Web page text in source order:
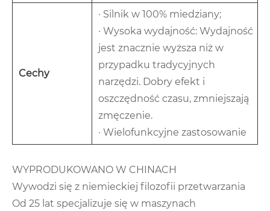
Cechy
· Silnik w 100% miedziany;
· Wysoka wydajność: Wydajność
jest znacznie wyższa niż w
przypadku tradycyjnych
narzędzi. Dobry efekt i
oszczędność czasu, zmniejszają
zmęczenie.
· Wielofunkcyjne zastosowanie
WYPRODUKOWANO W CHINACH
Wywodzi się z niemieckiej filozofii przetwarzania
Od 25 lat specjalizuje się w maszynach